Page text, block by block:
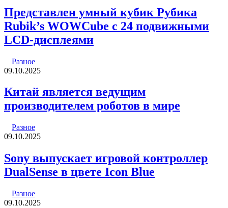
Представлен умный кубик Рубика
Rubik’s WOWCube с 24 подвижными
LCD-дисплеями
Разное
09.10.2025
Китай является ведущим
производителем роботов в мире
Разное
09.10.2025
Sony выпускает игровой контроллер
DualSense в цвете Icon Blue
Разное
09.10.2025